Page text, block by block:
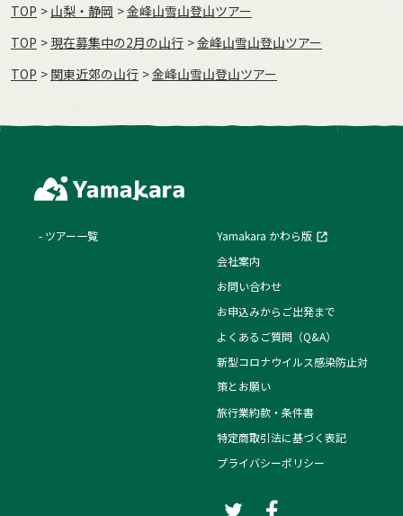
TOP 山梨・静岡
金峰山雪山登山ツアー
TOP
現在募集中の2月の山行
金峰山雪山登山ツアー
TOP
関東近郊の山行 金峰山雪山登山ツアー
ツアー一覧
Yamakara かわら版
会社案内
お問い合わせ
お申込みからご出発まで
よくあるご質問（Q&A）
新型コロナウイルス感染防止対
策とお願い
旅行業約款・条件書
特定商取引法に基づく表記
プライバシーポリシー